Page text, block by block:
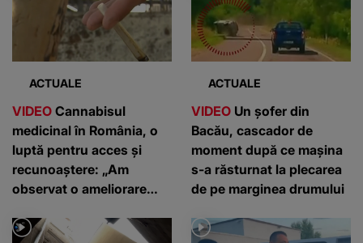
ACTUALE
VIDEO Cannabisul
medicinal în România, o
luptă pentru acces și
recunoaștere: „Am
observat o ameliorare
ACTUALE
VIDEO Un șofer din
Bacău, cascador de
moment după ce mașina
s-a răsturnat la plecarea
de pe marginea drumului